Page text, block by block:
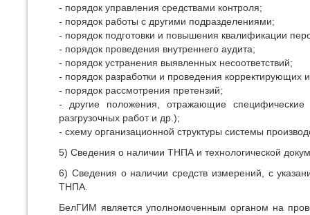
- порядок управления средствами контроля;
- порядок работы с другими подразделениями;
- порядок подготовки и повышения квалификации
- порядок проведения внутреннего аудита;
- порядок устранения выявленных несоответствий;
- порядок разработки и проведения
- порядок рассмотрения претензий;
- другие положения, отражающие специфические
разгрузочных работ и др.);
- схему организационной структуры системы
5) Сведения о наличии ТНПА и технологической
6) Сведения о наличии средств измерений, с
ТНПА.
БелГИМ является уполномоченным органом на